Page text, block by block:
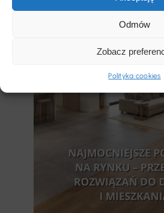
Odmów
Zobacz
Polityka cookies
najlepsza?